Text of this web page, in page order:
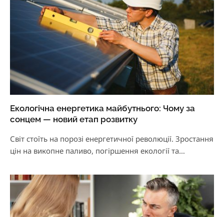
Екологічна енергетика майбутнього: Чому за
сонцем — новий етап розвитку
Світ стоїть на порозі енергетичної революції. Зростання
цін на викопне паливо, погіршення екології та